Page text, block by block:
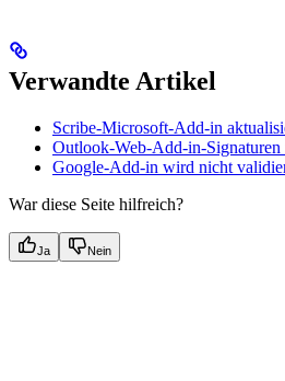
Verwandte Artikel
Scribe-Microsoft-Add-in
Outlook-Web-Add-in-
Google-Add-in wird nicht
War diese Seite hilfreich?
Ja Nein